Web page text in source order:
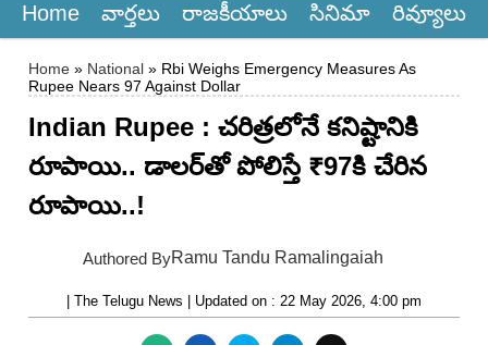
Home వార్త‌లు రాజ‌కీయాలు సినిమా రివ్యూలు
Home » National » Rbi Weighs Emergency Measures As
Rupee Nears 97 Against Dollar
Indian Rupee : చరిత్రలోనే కనిష్టానికి
రూపాయి.. డాలర్‌తో పోలిస్తే ₹97కి చేరిన
రూపాయి..!
Authored ByRamu Tandu Ramalingaiah
| The Telugu News | Updated on : 22 May 2026, 4:00 pm